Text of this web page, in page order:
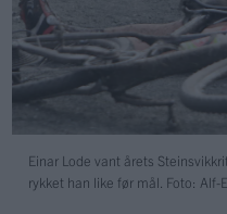
Einar Lode vant årets
rykket han like før mål. Foto: Alf-